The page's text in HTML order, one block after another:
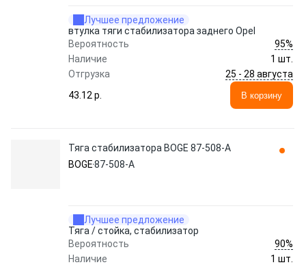
Лучшее предложение
втулка тяги стабилизатора заднего Opel
Вероятность
95%
Наличие
1 шт.
Отгрузка
25 - 28 августа
43.12 p.
В корзину
Тяга стабилизатора BOGE 87-508-A
BOGE87-508-A
Лучшее предложение
Тяга / стойка, стабилизатор
Вероятность
90%
Наличие
1 шт.